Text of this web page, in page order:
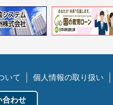
いて 個人情報の取り扱い
合わせ